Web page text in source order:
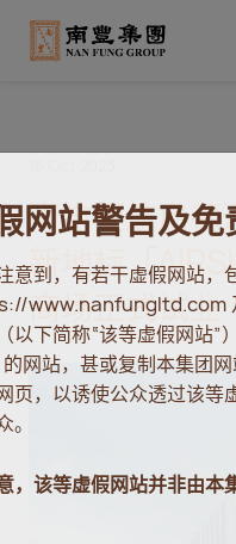
南丰领航启德
新地标「
商场正式试业